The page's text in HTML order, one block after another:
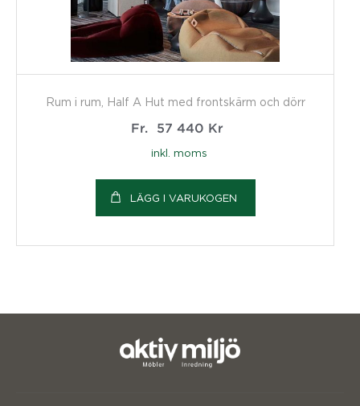
Rum i rum, Half A Hut med frontskärm och dörr
Fr. 57 440 Kr
inkl. moms
LÄGG I VARUKOGEN